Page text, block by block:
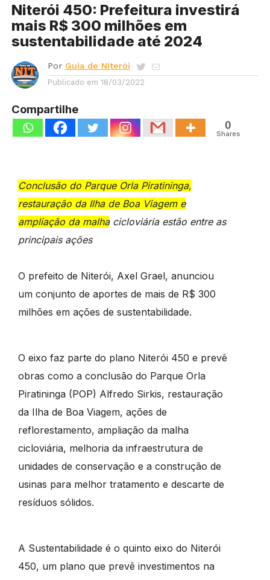
Niterói 450: Prefeitura investirá
mais R$ 300 milhões em
sustentabilidade até 2024
Por Guia de Niterói
Publicado em 18/03/2022
Compartilhe
0
Shares
Conclusão do Parque Orla Piratininga,
restauração da Ilha de Boa Viagem e
ampliação da malha cicloviária estão entre as
principais ações
O prefeito de Niterói, Axel Grael, anunciou
um conjunto de aportes de mais de R$ 300
milhões em ações de sustentabilidade.
O eixo faz parte do plano Niterói 450 e prevê
obras como a conclusão do Parque Orla
Piratininga (POP) Alfredo Sirkis, restauração
da Ilha de Boa Viagem, ações de
reflorestamento, ampliação da malha
cicloviária, melhoria da infraestrutura de
unidades de conservação e a construção de
usinas para melhor tratamento e descarte de
resíduos sólidos.
A Sustentabilidade é o quinto eixo do Niterói
450, um plano que prevê investimentos na